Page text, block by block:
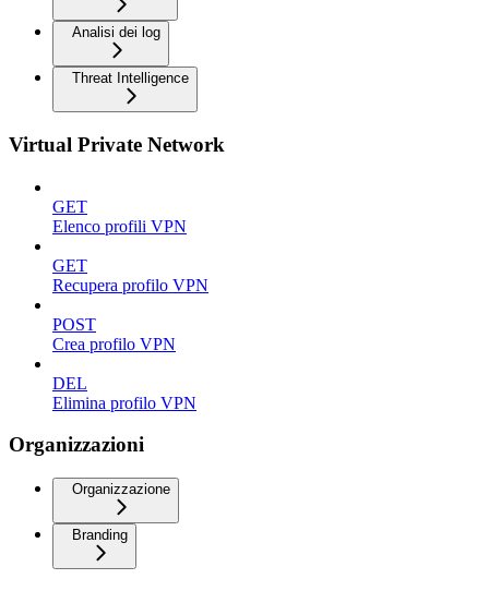
Analisi dei log
Threat Intelligence
Virtual Private Network
GET
Elenco profili VPN
GET
Recupera profilo VPN
POST
Crea profilo VPN
DEL
Elimina profilo VPN
Organizzazioni
Organizzazione
Branding